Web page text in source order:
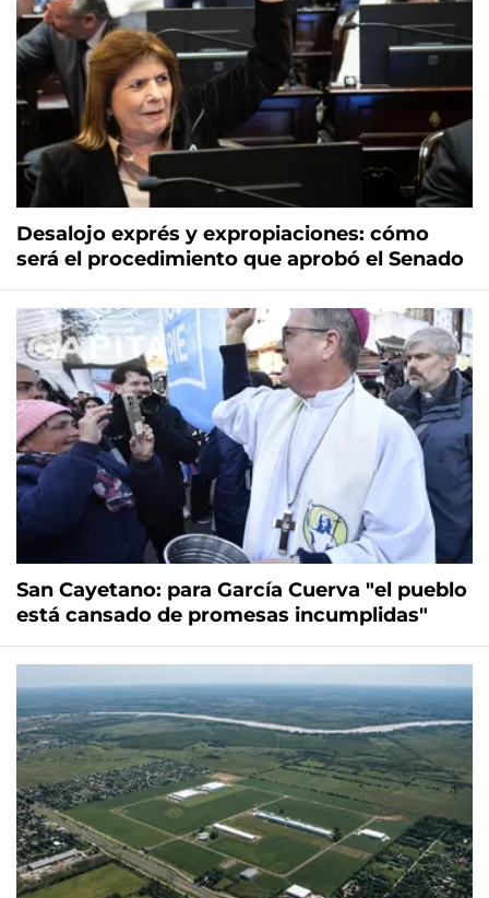
Desalojo exprés y expropiaciones: cómo
será el procedimiento que aprobó el Senado
San Cayetano: para García Cuerva "el pueblo
está cansado de promesas incumplidas"